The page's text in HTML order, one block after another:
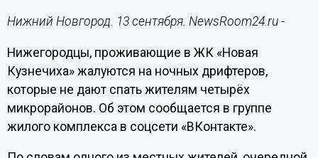
Нижний Новгород. 13 сентября. NewsRoom24.ru -
Нижегородцы, проживающие в ЖК «Новая
Кузнечиха» жалуются на ночных дрифтеров,
которые не дают спать жителям четырёх
микрорайонов. Об этом сообщается в группе
жилого комплекса в соцсети «ВКонтакте».